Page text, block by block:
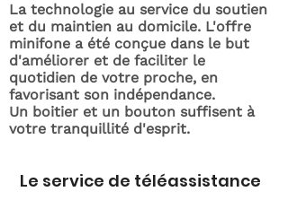
La technologie au service du soutien
et du maintien au domicile. L'offre
minifone a été conçue dans le but
d'améliorer et de faciliter le
quotidien de votre proche, en
favorisant son indépendance.
Un boitier et un bouton suffisent à
votre tranquillité d'esprit.
Le service de téléassistance